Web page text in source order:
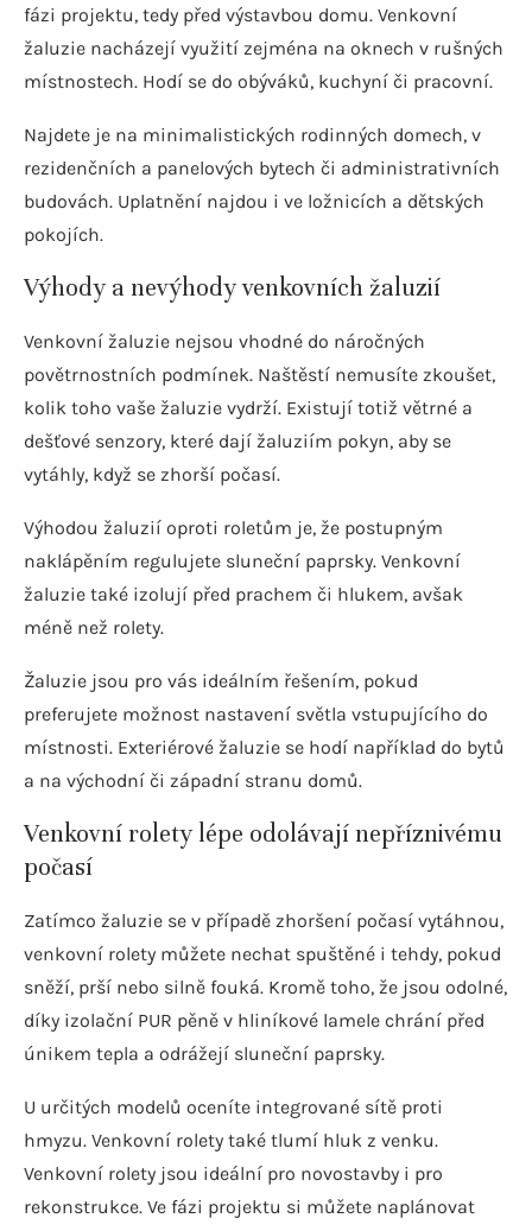
fázi projektu, tedy před výstavbou domu. Venkovní
žaluzie nacházejí využití zejména na oknech v rušných
místnostech. Hodí se do obýváků, kuchyní či pracovní.
Najdete je na minimalistických rodinných domech, v
rezidenčních a panelových bytech či administrativních
budovách. Uplatnění najdou i ve ložnicích a dětských
pokojích.
Výhody a nevýhody venkovních žaluzií
Venkovní žaluzie nejsou vhodné do náročných
povětrnostních podmínek. Naštěstí nemusíte zkoušet,
kolik toho vaše žaluzie vydrží. Existují totiž větrné a
dešťové senzory, které dají žaluziím pokyn, aby se
vytáhly, když se zhorší počasí.
Výhodou žaluzií oproti roletům je, že postupným
naklápěním regulujete sluneční paprsky. Venkovní
žaluzie také izolují před prachem či hlukem, avšak
méně než rolety.
Žaluzie jsou pro vás ideálním řešením, pokud
preferujete možnost nastavení světla vstupujícího do
místnosti. Exteriérové žaluzie se hodí například do bytů
a na východní či západní stranu domů.
Venkovní rolety lépe odolávají nepříznivému
počasí
Zatímco žaluzie se v případě zhoršení počasí vytáhnou,
venkovní rolety můžete nechat spuštěné i tehdy, pokud
sněží, prší nebo silně fouká. Kromě toho, že jsou odolné,
díky izolační PUR pěně v hliníkové lamele chrání před
únikem tepla a odrážejí sluneční paprsky.
U určitých modelů oceníte integrované sítě proti
hmyzu. Venkovní rolety také tlumí hluk z venku.
Venkovní rolety jsou ideální pro novostavby i pro
rekonstrukce. Ve fázi projektu si můžete naplánovat